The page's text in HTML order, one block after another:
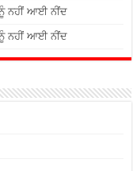
ਨਹੀਂ ਆਈ ਨੀਂਦ
ਨਹੀਂ ਆਈ ਨੀਂਦ